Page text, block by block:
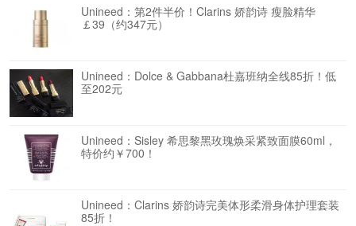
Unineed：第2件半价！Clarins 娇韵诗 瘦脸精华
￡39（约347元）
Unineed：Dolce & Gabbana杜嘉班纳全线85折！低
至202元
Unineed：Sisley 希思黎黑玫瑰焕采紧致面膜60ml，
特价约￥700！
Unineed：Clarins 娇韵诗完美体形柔滑身体护理套装
85折！